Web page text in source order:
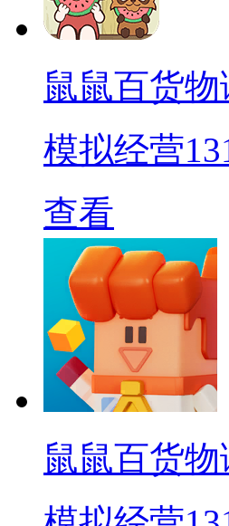
鼠鼠百货物
模拟经营
查看
鼠鼠百货物